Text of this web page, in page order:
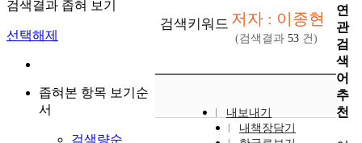
검색결과 좁혀 보기
선택해제
좁혀본 항목 보기순
서
검색량순
검색키워드 저자 : 이종현
(검색결과 53 건)
내보내기
내책장담기
연
관
검
색
어
추
천